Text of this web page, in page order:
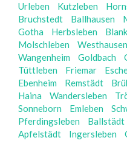
Urleben
Kutzleben
Bruchstedt
Ballhausen
Gotha
Herbsleben
Molschleben
Westhausen
Wangenheim
Goldbach
Tüttleben
Friemar
Ebenheim
Remstädt
Haina
Wandersleben
Sonneborn
Emleben
Pferdingsleben
Ballstädt
Apfelstädt
Ingersleben